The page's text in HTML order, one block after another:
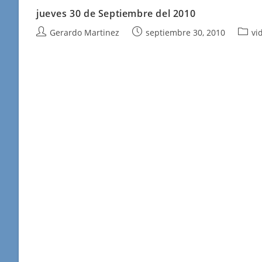
jueves 30 de Septiembre del 2010
AutorGerardo Martinez
Publicación
septiembre 30, 2010